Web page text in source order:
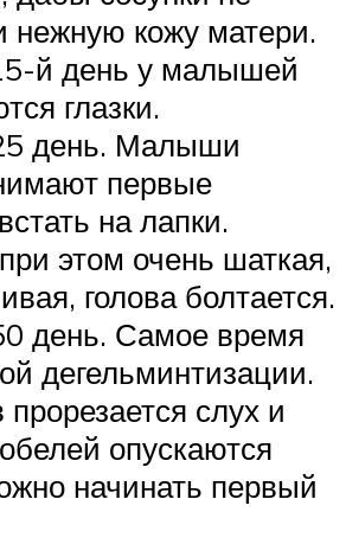
нежную кожу матери.
й день у малышей
глазки.
день. Малыши
первые
на лапки.
этом очень шаткая,
голова болтается.
день. Самое время
дегельминтизации.
слух и
опускаются
начинать первый